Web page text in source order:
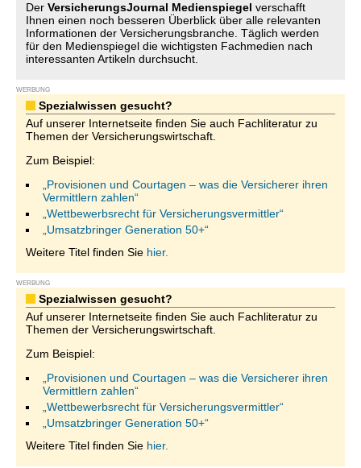
Der VersicherungsJournal Medienspiegel verschafft
Ihnen einen noch besseren Überblick über alle relevanten
Informationen der Versicherungsbranche. Täglich werden
für den Medienspiegel die wichtigsten Fachmedien nach
interessanten Artikeln durchsucht.
WERBUNG
Spezialwissen gesucht?
Auf unserer Internetseite finden Sie auch Fachliteratur zu
Themen der Versicherungswirtschaft.
Zum Beispiel:
„Provisionen und Courtagen – was die Versicherer ihren
Vermittlern zahlen“
„Wettbewerbsrecht für Versicherungsvermittler“
„Umsatzbringer Generation 50+“
Weitere Titel finden Sie hier.
WERBUNG
Spezialwissen gesucht?
Auf unserer Internetseite finden Sie auch Fachliteratur zu
Themen der Versicherungswirtschaft.
Zum Beispiel:
„Provisionen und Courtagen – was die Versicherer ihren
Vermittlern zahlen“
„Wettbewerbsrecht für Versicherungsvermittler“
„Umsatzbringer Generation 50+“
Weitere Titel finden Sie hier.